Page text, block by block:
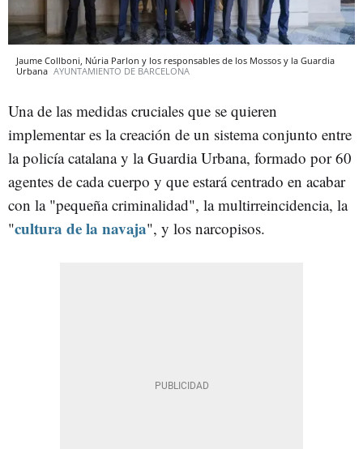
Jaume Collboni, Núria Parlon y los responsables de los Mossos y la Guardia
Urbana AYUNTAMIENTO DE BARCELONA
Una de las medidas cruciales que se quieren
implementar es la creación de un sistema conjunto entre
la policía catalana y la Guardia Urbana, formado por 60
agentes de cada cuerpo y que estará centrado en acabar
con la "pequeña criminalidad", la multirreincidencia, la
"cultura de la navaja", y los narcopisos.